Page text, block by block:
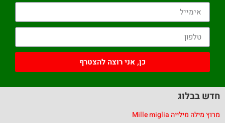
כן, אני רוצה להצטרף
חדש בבלוג
מרוץ מילה מילייה Mille miglia